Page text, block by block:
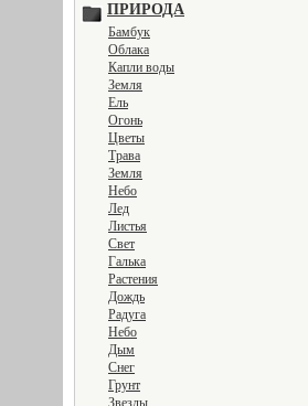
ПРИРОДА
Бамбук
Облака
Капли воды
Земля
Ель
Огонь
Цветы
Трава
Земля
Небо
Лед
Листья
Свет
Галька
Растения
Дождь
Радуга
Небо
Дым
Снег
Грунт
Звезды